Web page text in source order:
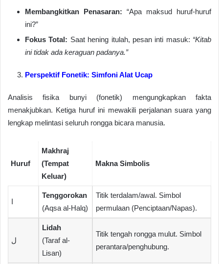
Membangkitkan Penasaran: “Apa maksud huruf-huruf
ini?”
Fokus Total: Saat hening itulah, pesan inti masuk: “Kitab
ini tidak ada keraguan padanya.”
Perspektif Fonetik: Simfoni Alat Ucap
Analisis fisika bunyi (fonetik) mengungkapkan fakta
menakjubkan. Ketiga huruf ini mewakili perjalanan suara yang
lengkap melintasi seluruh rongga bicara manusia.
Huruf
Makhraj
(Tempat
Keluar)
Makna Simbolis
ا
Tenggorokan
(Aqsa al-Halq)
Titik terdalam/awal. Simbol
permulaan (Penciptaan/Napas).
ل
Lidah
(Taraf al-
Lisan)
Titik tengah rongga mulut. Simbol
perantara/penghubung.